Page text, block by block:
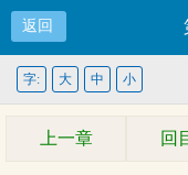
返回
字: 大 中 小
上一章 回